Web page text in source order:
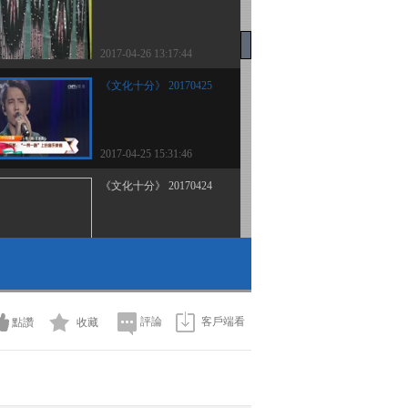
2017-04-26 13:17:44
《文化十分》 20170425
2017-04-25 15:31:46
《文化十分》 20170424
2017-04-21 13:21:31
點讚 收藏 評論 客戶端看